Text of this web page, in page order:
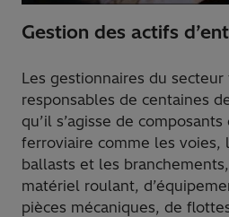
Gestion des actifs
Les gestionnaires du
responsables de centaines
qu’il s’agisse de
ferroviaire comme les voies,
ballasts et les
matériel roulant,
pièces mécaniques, de